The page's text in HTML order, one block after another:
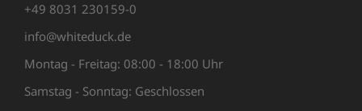
+49 8031 230159-0
info@whiteduck.de
Montag - Freitag: 08:00 - 18:00 Uhr
Samstag - Sonntag: Geschlossen